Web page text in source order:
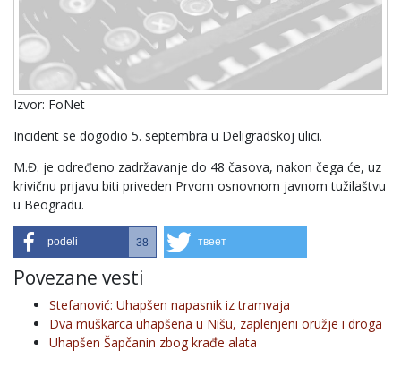
Izvor: FoNet
Incident se dogodio 5. septembra u Deligradskoj ulici.
M.Đ. je određeno zadržavanje do 48 časova, nakon čega će, uz
krivičnu prijavu biti priveden Prvom osnovnom javnom tužilaštvu
u Beogradu.
podeli 38 твеет
Povezane vesti
Stefanović: Uhapšen napasnik iz tramvaja
Dva muškarca uhapšena u Nišu, zaplenjeni oružje i droga
Uhapšen Šapčanin zbog krađe alata